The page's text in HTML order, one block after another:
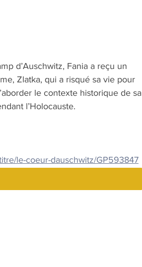
d’Auschwitz, Fania a reçu un
Zlatka, qui a risqué sa vie pour
le contexte historique de sa
l’Holocauste.
le-coeur-dauschwitz/GP593847